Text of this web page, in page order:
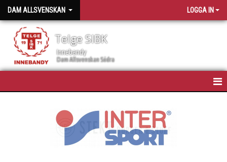
DAM ALLSVENSKAN LOGGA IN
Telge SIBK
Innebandy
Dam Allsvenskan Södra